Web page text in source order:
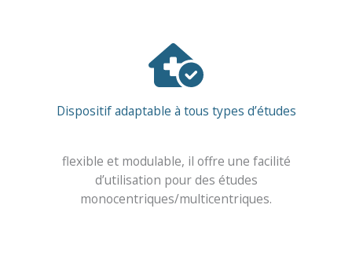
Dispositif adaptable à tous types d’études
flexible et modulable, il offre une facilité
d’utilisation pour des études
monocentriques/multicentriques.